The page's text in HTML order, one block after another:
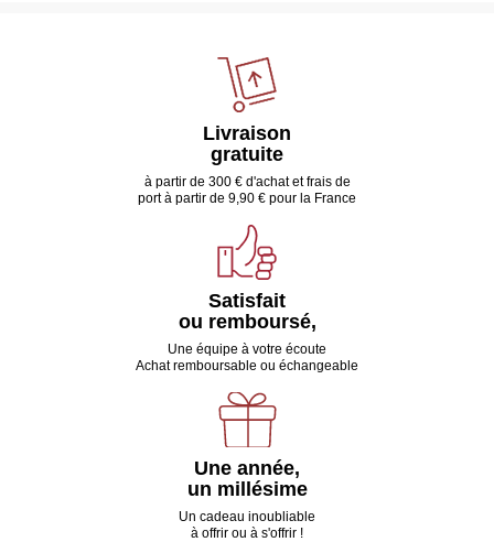
Livraison
gratuite
à partir de 300 € d'achat et frais de
port à partir de 9,90 € pour la France
Satisfait
ou remboursé,
Une équipe à votre écoute
Achat remboursable ou échangeable
Une année,
un millésime
Un cadeau inoubliable
à offrir ou à s'offrir !